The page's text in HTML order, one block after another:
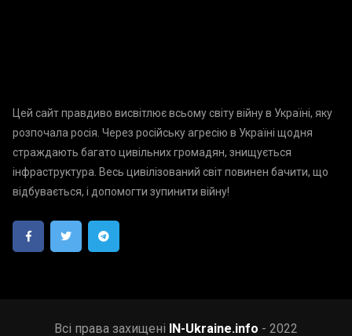
Цей сайт правдиво висвітлює всьому світу війну в Україні, яку
розпочала росія. Через російську агресію в Україні щодня
страждають багато цивільних громадян, знищується
інфраструктура. Весь цивілізований світ повинен бачити, що
відбувається, і допомогти зупинити війну!
Всі права захищені IN-Ukraine.info - 2022